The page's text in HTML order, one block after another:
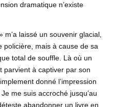
dramatique n’existe
laissé un souvenir glacial,
policière, mais à cause de sa
total de souffle. Là où un
parvient à captiver par son
donné l’impression
me suis accroché jusqu’au
abandonner un livre en